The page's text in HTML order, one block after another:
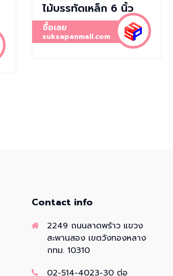
ไม้บรรทัดเหล็ก 6 นิ้ว
ซื้อเลย
suksapanmall.com
Contact info
2249 ถนนลาดพร้าว แขวง
สะพานสอง เขตวังทองหลาง
กทม. 10310
02-514-4023-30 ต่อ